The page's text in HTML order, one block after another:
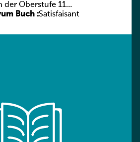
der Oberstufe 11
Ausgabe Bayern
Buch :Satisfaisant